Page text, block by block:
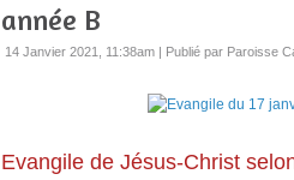
année B
14 Janvier 2021, 11:38am | Publié par Paroisse
Evangile de Jésus-Christ